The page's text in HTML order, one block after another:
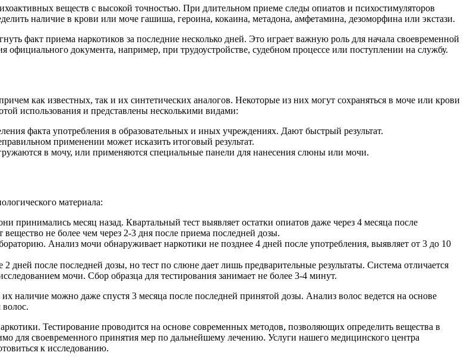
веществ с высокой точностью. При длительном приеме следы опиатов и психостимуляторов
наличие в крови или моче гашиша, героина, кокаина, метадона, амфетамина, дезоморфина или экстази.
факт приема наркотиков за последние несколько дней. Это играет важную роль для начала своевременной
официального документа, например, при трудоустройстве, судебном процессе или поступлении на службу.
как известных, так и их синтетических аналогов. Некоторые из них могут сохраняться в моче или крови
использования и представлены несколькими видами:
факта употребления в образовательных и иных учреждениях. Дают быстрый результат.
применении может исказить итоговый результат.
в мочу, или применяются специальные панели для нанесения слюны или мочи.
материала:
принимались месяц назад. Квартальный тест выявляет остатки опиатов даже через 4 месяца после
не более чем через 2-3 дня после приема последней дозы.
Анализ мочи обнаруживает наркотики не позднее 4 дней после употребления, выявляет от 3 до 10
после последней дозы, но тест по слюне дает лишь предварительные результаты. Система отличается
мочи. Сбор образца для тестирования занимает не более 3-4 минут.
наличие можно даже спустя 3 месяца после последней принятой дозы. Анализ волос ведется на основе
Тестирование проводится на основе современных методов, позволяющих определить вещества в
для своевременного принятия мер по дальнейшему лечению. Услуги нашего медицинского центра
к исследованию.